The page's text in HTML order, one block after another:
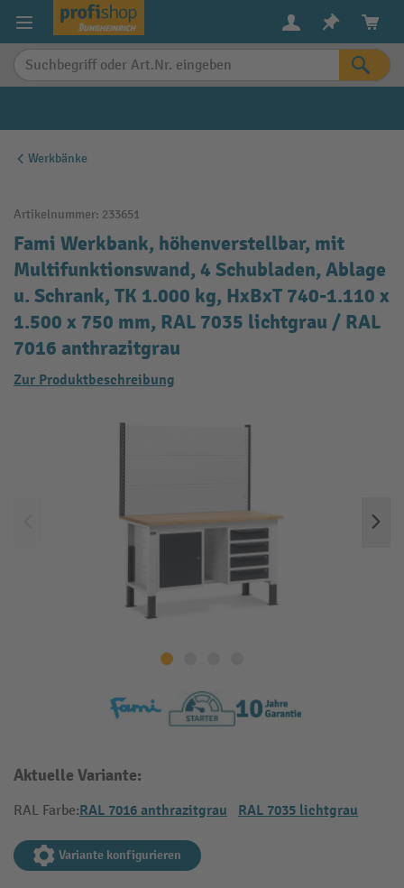
springen
Werkbänke
Artikelnummer: 233651
Fami Werkbank, höhenverstellbar, mit
Multifunktionswand, 4 Schubladen, Ablage
u. Schrank, TK 1.000 kg, HxBxT 740-1.110 x
1.500 x 750 mm, RAL 7035 lichtgrau / RAL
7016 anthrazitgrau
Zur Produktbeschreibung
Aktuelle Variante:
RAL Farbe:RAL 7016 anthrazitgrau RAL 7035 lichtgrau
Variante konfigurieren